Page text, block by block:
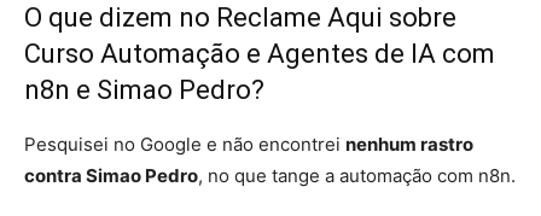
O que dizem no Reclame Aqui sobre
Curso Automação e Agentes de IA com
n8n e Simao Pedro?
Pesquisei no Google e não encontrei nenhum rastro
contra Simao Pedro, no que tange a automação com n8n.